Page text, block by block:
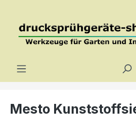
Mesto